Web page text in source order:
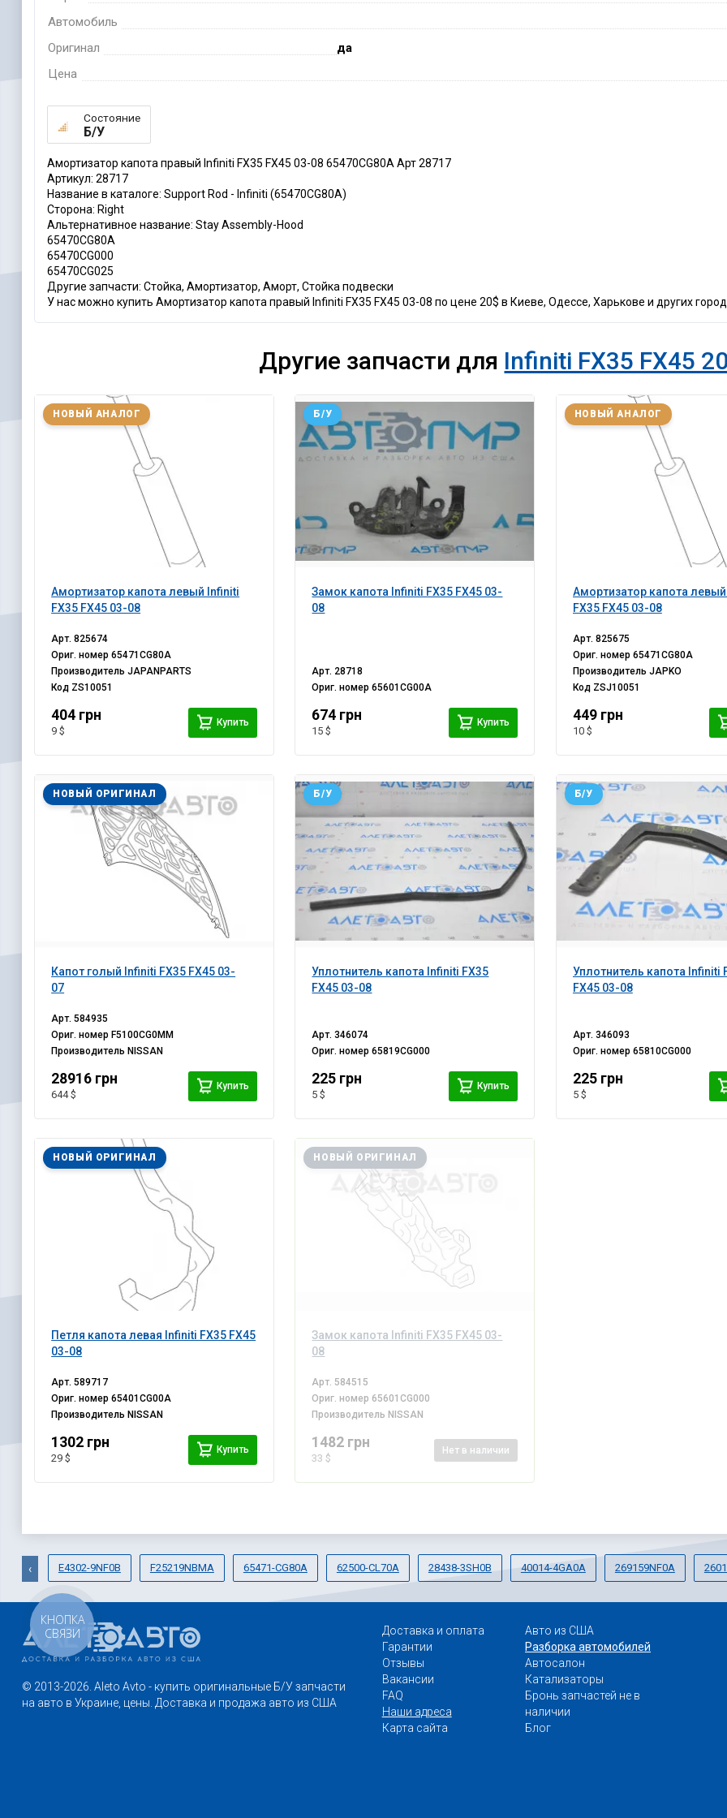
Автомобиль
Оригинал
да
Цена
Состояние
Б/У
Амортизатор капота правый Infiniti FX35 FX45 03-08 65470CG80A Арт 28717
Артикул: 28717
Название в каталоге: Support Rod - Infiniti (65470CG80A)
Сторона: Right
Альтернативное название: Stay Assembly-Hood
65470CG80A
65470CG000
65470CG025
Другие запчасти: Стойка, Амортизатор, Аморт, Стойка подвески
У нас можно купить Амортизатор капота правый Infiniti FX35 FX45 03-08 по цене 20$ в Киеве, Одессе, Харькове и других
Другие запчасти для Infiniti FX35 FX45
Амортизатор капота левый Infiniti
FX35 FX45 03-08
НОВЫЙ АНАЛОГ
Арт.825674
Ориг. номер65471CG80A
ПроизводительJAPANPARTS
Код ZS10051
404 грн
9 $
Купить
Замок капота Infiniti FX35 FX45 03-
08
Б/У
Арт. 28718
Ориг. номер65601CG00A
674 грн
15 $
Купить
Амортизатор капота
FX35 FX45 03-08
НОВЫЙ АНАЛОГ
Арт. 825675
Ориг. номер 65471CG80A
Производитель JAPKO
Код ZSJ10051
449 грн
10 $
Капот голый Infiniti FX35 FX45 03-
07
НОВЫЙ ОРИГИНАЛ
Арт.584935
Ориг. номер F5100CG0MM
Производитель NISSAN
28916 грн
644 $
Купить
Уплотнитель капота Infiniti FX35
FX45 03-08
Б/У
Арт.346074
Ориг. номер65819CG000
225 грн
5 $
Купить
Уплотнитель капота Infiniti
FX45 03-08
Б/У
Арт. 346093
Ориг. номер 65810CG000
225 грн
5 $
Петля капота левая Infiniti FX35 FX45
03-08
НОВЫЙ ОРИГИНАЛ
Арт.589717
Ориг. номер65401CG00A
Производитель NISSAN
1302 грн
29 $
Купить
Замок капота Infiniti FX35 FX45 03-
08
НОВЫЙ ОРИГИНАЛ
Арт. 584515
Ориг. номер 65601CG000
Производитель NISSAN
1482 грн
33 $
Нет в наличии
E4302-9NF0B F25219NBMA 65471-CG80A 62500-CL70A 28438-3SH0B 40014-4GA0A 269159NF0A
‹
© 2013-2026. Aleto Avto - купить оригинальные Б/У запчасти
на авто в Украине, цены. Доставка и продажа авто из США
Доставка и оплата
Гарантии
Отзывы
Вакансии
FAQ
Наши адреса
Карта сайта
Авто из США
Разборка автомобилей
Автосалон
Катализаторы
Бронь запчастей не в
наличии
Блог
КНОПКА
СВЯЗИ